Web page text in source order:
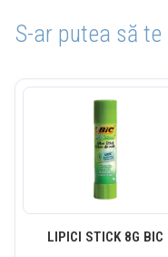
S-ar putea să
LIPICI STICK 8G BIC